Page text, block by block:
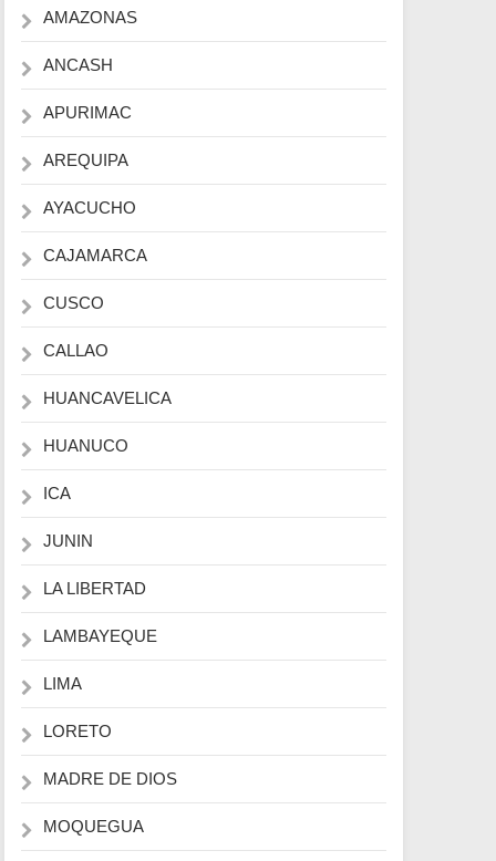
AMAZONAS
ANCASH
APURIMAC
AREQUIPA
AYACUCHO
CAJAMARCA
CUSCO
CALLAO
HUANCAVELICA
HUANUCO
ICA
JUNIN
LA LIBERTAD
LAMBAYEQUE
LIMA
LORETO
MADRE DE DIOS
MOQUEGUA